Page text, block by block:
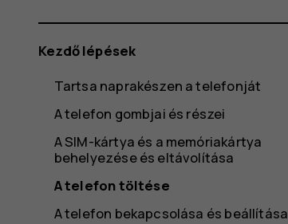
Kezdő lépések
Tartsa naprakészen a telefonját
A telefon gombjai és részei
A SIM-kártya és a memóriakártya
behelyezése és eltávolítása
A telefon töltése
A telefon bekapcsolása és beállítása